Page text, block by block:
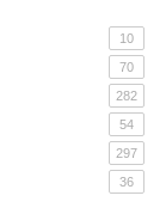
10
70
282
54
297
36